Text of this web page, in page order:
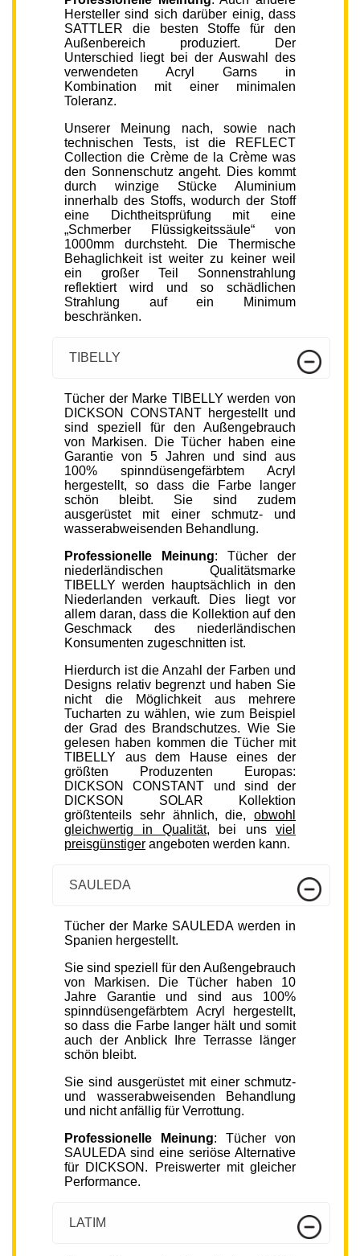
Hersteller sind sich darüber einig, dass
SATTLER die besten Stoffe für den
Außenbereich produziert. Der
Unterschied liegt bei der Auswahl des
verwendeten Acryl Garns in
Kombination mit einer minimalen
Toleranz.
Unserer Meinung nach, sowie nach
technischen Tests, ist die REFLECT
Collection die Crème de la Crème was
den Sonnenschutz angeht. Dies kommt
durch winzige Stücke Aluminium
innerhalb des Stoffs, wodurch der Stoff
eine Dichtheitsprüfung mit eine
„Schmerber Flüssigkeitssäule“ von
1000mm durchsteht. Die Thermische
Behaglichkeit ist weiter zu keiner weil
ein großer Teil Sonnenstrahlung
reflektiert wird und so schädlichen
Strahlung auf ein Minimum
beschränken.
TIBELLY
Tücher der Marke TIBELLY werden von
DICKSON CONSTANT hergestellt und
sind speziell für den Außengebrauch
von Markisen. Die Tücher haben eine
Garantie von 5 Jahren und sind aus
100% spinndüsengefärbtem Acryl
hergestellt, so dass die Farbe langer
schön bleibt. Sie sind zudem
ausgerüstet mit einer schmutz- und
wasserabweisenden Behandlung.
Professionelle Meinung: Tücher der
niederländischen Qualitätsmarke
TIBELLY werden hauptsächlich in den
Niederlanden verkauft. Dies liegt vor
allem daran, dass die Kollektion auf den
Geschmack des niederländischen
Konsumenten zugeschnitten ist.
Hierdurch ist die Anzahl der Farben und
Designs relativ begrenzt und haben Sie
nicht die Möglichkeit aus mehrere
Tucharten zu wählen, wie zum Beispiel
der Grad des Brandschutzes. Wie Sie
gelesen haben kommen die Tücher mit
TIBELLY aus dem Hause eines der
größten Produzenten Europas:
DICKSON CONSTANT und sind der
DICKSON SOLAR Kollektion
größtenteils sehr ähnlich, die, obwohl
gleichwertig in Qualität, bei unsviel
preisgünstiger angeboten werden kann.
SAULEDA
Tücher der Marke SAULEDA werden in
Spanien hergestellt.
Sie sind speziell für den Außengebrauch
von Markisen. Die Tücher haben 10
Jahre Garantie und sind aus 100%
spinndüsengefärbtem Acryl hergestellt,
so dass die Farbe langer hält und somit
auch der Anblick Ihre Terrasse länger
schön bleibt.
Sie sind ausgerüstet mit einer schmutz-
und wasserabweisenden Behandlung
und nicht anfällig für Verrottung.
Professionelle Meinung: Tücher von
SAULEDA sind eine seriöse Alternative
für DICKSON. Preiswerter mit gleicher
Performance.
LATIM